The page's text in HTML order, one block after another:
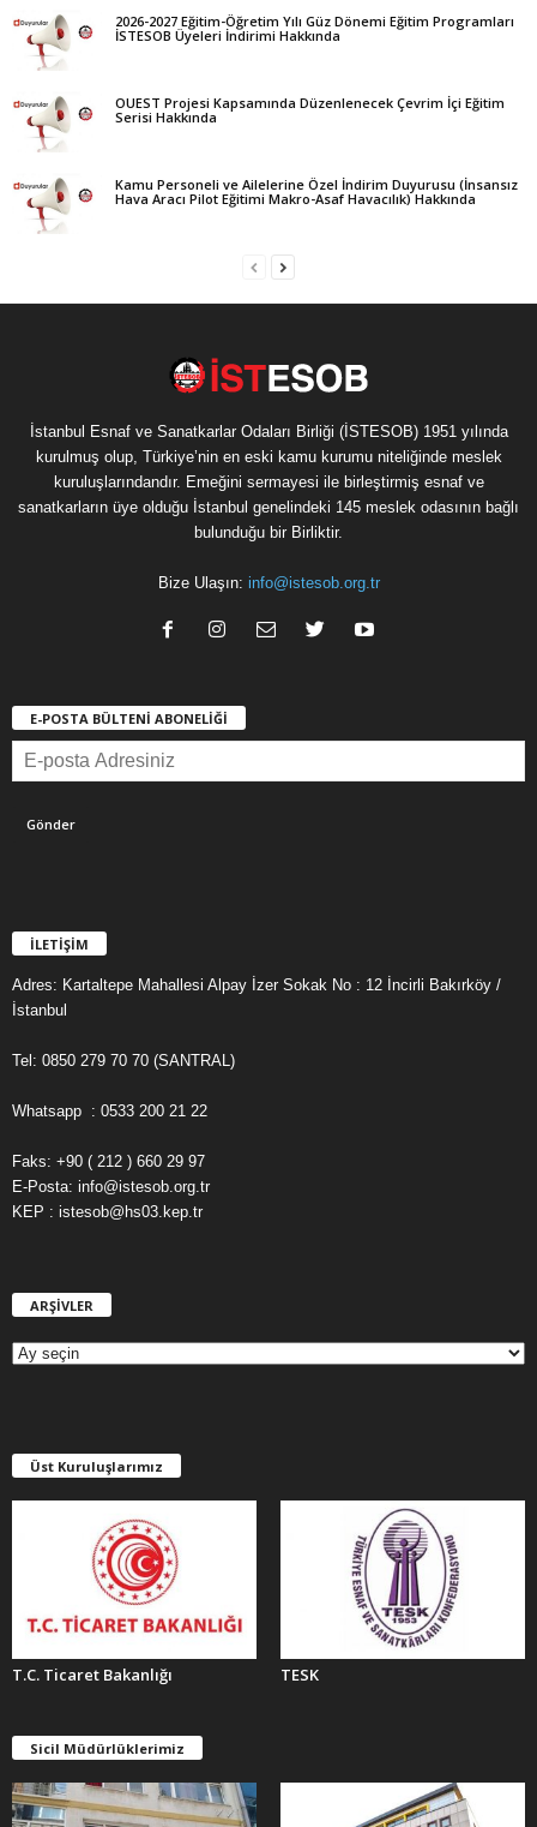
2026-2027 Eğitim-Öğretim Yılı Güz Dönemi Eğitim Programları
İSTESOB Üyeleri İndirimi Hakkında
OUEST Projesi Kapsamında Düzenlenecek Çevrim İçi Eğitim
Serisi Hakkında
Kamu Personeli ve Ailelerine Özel İndirim Duyurusu (İnsansız
Hava Aracı Pilot Eğitimi Makro-Asaf Havacılık) Hakkında
İstanbul Esnaf ve Sanatkarlar Odaları Birliği (İSTESOB) 1951 yılında
kurulmuş olup, Türkiye’nin en eski kamu kurumu niteliğinde meslek
kuruluşlarındandır. Emeğini sermayesi ile birleştirmiş esnaf ve
sanatkarların üye olduğu İstanbul genelindeki 145 meslek odasının bağlı
bulunduğu bir Birliktir.
Bize Ulaşın: info@istesob.org.tr
E-POSTA BÜLTENİ ABONELİĞİ
İLETİŞİM
Adres: Kartaltepe Mahallesi Alpay İzer Sokak No : 12 İncirli Bakırköy /
İstanbul
Tel: 0850 279 70 70 (SANTRAL)
Whatsapp : 0533 200 21 22
Faks: +90 ( 212 ) 660 29 97
E-Posta: info@istesob.org.tr
KEP : istesob@hs03.kep.tr
ARŞİVLER
E
R
Üst Kuruluşlarımız
T.C. Ticaret Bakanlığı TESK
Sicil Müdürlüklerimiz